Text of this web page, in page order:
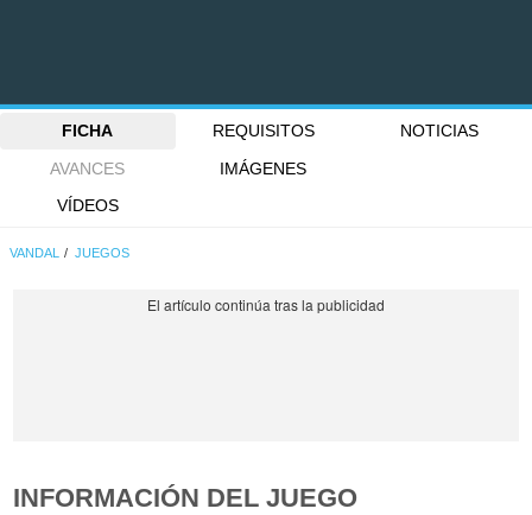
FICHA REQUISITOS
NOTICIAS
AVANCES
IMÁGENES
VÍDEOS
VANDAL JUEGOS
INFORMACIÓN DEL JUEGO